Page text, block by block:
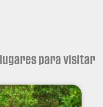
lugares para visitar